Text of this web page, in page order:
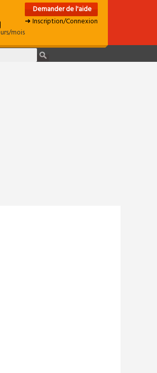
mois
Demander de l'aide
➜ Inscription/Connexion